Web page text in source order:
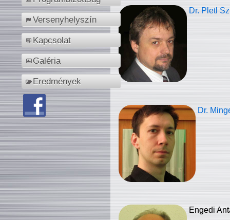
Versenyhelyszín
Kapcsolat
Galéria
Eredmények
Dr. Pletl
Dr.
Engedi